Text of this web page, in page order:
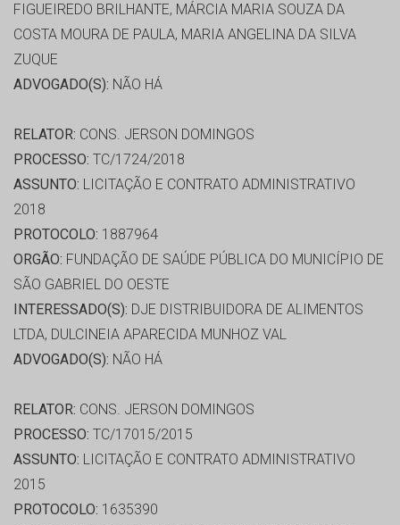
FIGUEIREDO BRILHANTE, MÁRCIA MARIA SOUZA DA
COSTA MOURA DE PAULA, MARIA ANGELINA DA SILVA
ZUQUE
ADVOGADO(S): NÃO HÁ
RELATOR: CONS. JERSON DOMINGOS
PROCESSO: TC/1724/2018
ASSUNTO: LICITAÇÃO E CONTRATO ADMINISTRATIVO
2018
PROTOCOLO: 1887964
ORGÃO: FUNDAÇÃO DE SAÚDE PÚBLICA DO MUNICÍPIO DE
SÃO GABRIEL DO OESTE
INTERESSADO(S): DJE DISTRIBUIDORA DE ALIMENTOS
LTDA, DULCINEIA APARECIDA MUNHOZ VAL
ADVOGADO(S): NÃO HÁ
RELATOR: CONS. JERSON DOMINGOS
PROCESSO: TC/17015/2015
ASSUNTO: LICITAÇÃO E CONTRATO ADMINISTRATIVO
2015
PROTOCOLO: 1635390